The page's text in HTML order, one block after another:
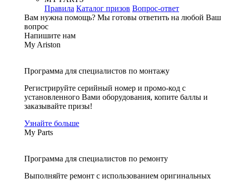
Правила Каталог призов Вопрос-ответ
Вам нужна помощь? Мы готовы ответить на любой Ваш
вопрос
Напишите нам
My Ariston
Программа для специалистов по монтажу
Регистрируйте серийный номер и промо-код с
установленного Вами оборудования, копите баллы и
заказывайте призы!
Узнайте больше
My Parts
Программа для специалистов по ремонту
Выполняйте ремонт с использованием оригинальных